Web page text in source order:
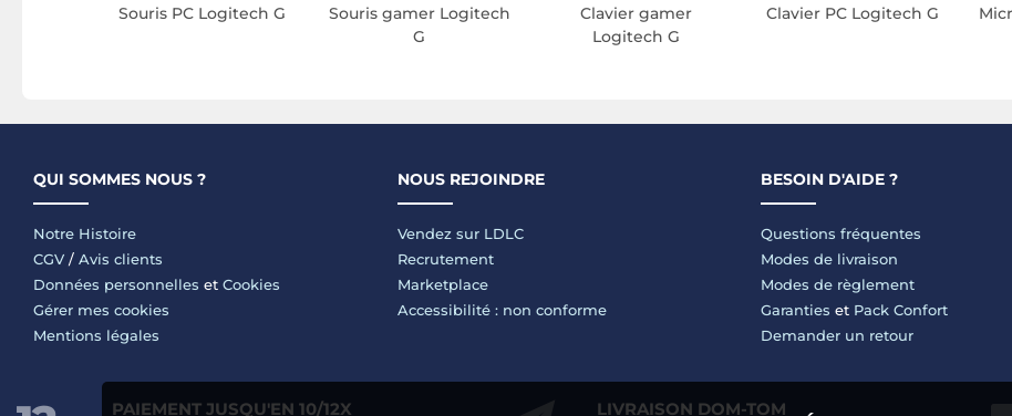
Souris PC Logitech G
Souris gamer Logitech
G
Clavier gamer
Logitech G
Clavier PC Logitech G
QUI SOMMES NOUS ?
Notre Histoire
CGV / Avis clients
Données personnelles et Cookies
Gérer mes cookies
Mentions légales
NOUS REJOINDRE
Vendez sur LDLC
Recrutement
Marketplace
Accessibilité : non conforme
BESOIN D'AIDE ?
Questions fréquentes
Modes de livraison
Modes de règlement
Garanties et Pack Confort
Demander un retour
PAIEMENT JUSQU'EN 10/12X LIVRAISON DOM-TOM